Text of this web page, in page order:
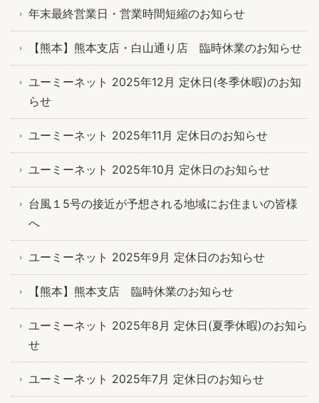
年末最終営業日・営業時間短縮のお知らせ
【熊本】熊本支店・白山通り店 臨時休業のお知らせ
ユーミーネット 2025年12月 定休日(冬季休暇)のお知
らせ
ユーミーネット 2025年11月 定休日のお知らせ
ユーミーネット 2025年10月 定休日のお知らせ
台風１5号の接近が予想される地域にお住まいの皆様
へ
ユーミーネット 2025年9月 定休日のお知らせ
【熊本】熊本支店 臨時休業のお知らせ
ユーミーネット 2025年8月 定休日(夏季休暇)のお知ら
せ
ユーミーネット 2025年7月 定休日のお知らせ